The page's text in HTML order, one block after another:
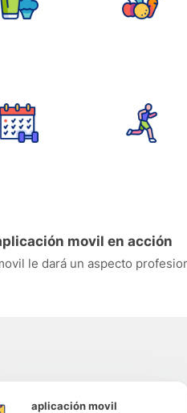
movil en acción
le dará un aspecto
aplicación movil